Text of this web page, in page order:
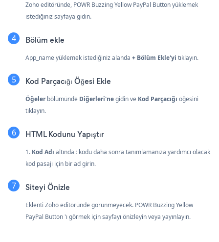
Zoho editöründe, POWR Buzzing Yellow PayPal Button yüklemek
istediğiniz sayfaya gidin.
Bölüm ekle
App_name yüklemek istediğiniz alanda + Bölüm Ekle'yi tıklayın.
Kod Parçacığı Öğesi Ekle
Öğelerbölümünde Diğerleri'negidin ve Kod Parçacığı öğesini
tıklayın.
HTML Kodunu Yapıştır
1. Kod Adı altında : kodu daha sonra tanımlamanıza yardımcı olacak
kod pasajı için bir ad girin.
Siteyi Önizle
Eklenti Zoho editöründe görünmeyecek. POWR Buzzing Yellow
PayPal Button 'ı görmek için sayfayı önizleyin veya yayınlayın.